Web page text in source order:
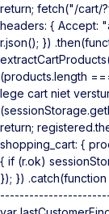
return; fetch("/cart/
headers: { Accept:
r.json(); })
(products.length
lege cart niet
return;
shopping_cart: {
{ if (r.ok)
}); })